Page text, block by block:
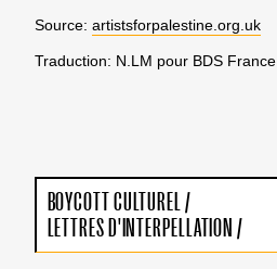
Source: artistsforpalestine.org.uk
Traduction: N.LM pour BDS France
BOYCOTT CULTUREL /
LETTRES D'INTERPELLATION /